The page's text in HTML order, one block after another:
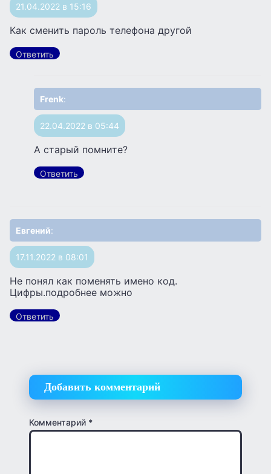
21.04.2022 в 15:16
Как сменить пароль телефона другой
Ответить
Frenk:
22.04.2022 в 05:44
А старый помните?
Ответить
Евгений:
17.11.2022 в 08:01
Не понял как поменять имено код.
Цифры.подробнее можно
Ответить
Добавить комментарий
Комментарий *